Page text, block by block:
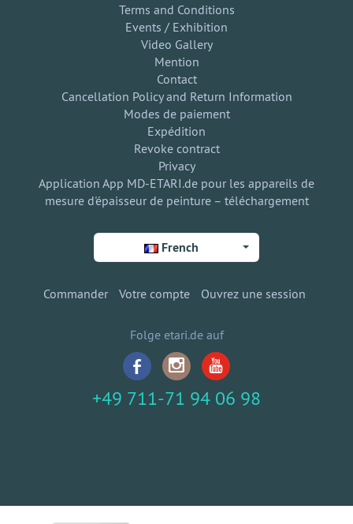
Terms and Conditions
Events / Exhibition
Video Gallery
Mention
Contact
Cancellation Policy and Return Information
Modes de paiement
Expédition
Revoke contract
Privacy
Application App MD-ETARI.de pour les appareils de
mesure d'épaisseur de peinture – téléchargement
French
Commander Votre compte Ouvrez une session
Folge etari.de auf
+49 711-71 94 06 98